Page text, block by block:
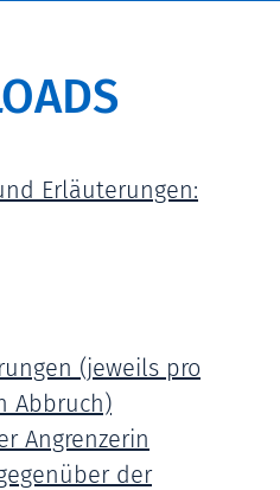
Erläuterungen:
(jeweils pro
Abbruch)
Angrenzerin
der